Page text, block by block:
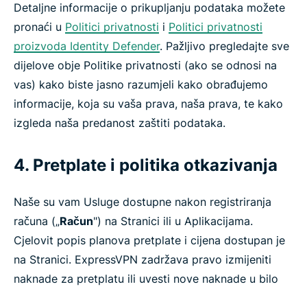
Detaljne informacije o prikupljanju podataka možete
pronaći u Politici privatnosti i Politici privatnosti
proizvoda Identity Defender. Pažljivo pregledajte sve
dijelove obje Politike privatnosti (ako se odnosi na
vas) kako biste jasno razumjeli kako obrađujemo
informacije, koja su vaša prava, naša prava, te kako
izgleda naša predanost zaštiti podataka.
4. Pretplate i politika otkazivanja
Naše su vam Usluge dostupne nakon registriranja
računa („Račun") na Stranici ili u Aplikacijama.
Cjelovit popis planova pretplate i cijena dostupan je
na Stranici. ExpressVPN zadržava pravo izmijeniti
naknade za pretplatu ili uvesti nove naknade u bilo